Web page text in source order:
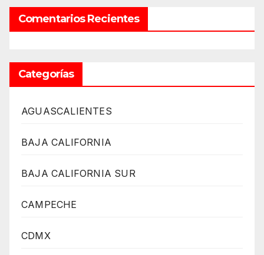
Comentarios Recientes
Categorías
AGUASCALIENTES
BAJA CALIFORNIA
BAJA CALIFORNIA SUR
CAMPECHE
CDMX